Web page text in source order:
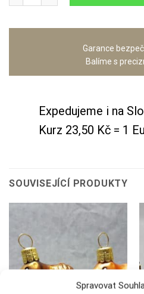
Spravovat
Garance
Balíme s
Expedujeme i na
Kurz 23,50 Kč = 1
SOUVISEJÍCÍ PRODUKTY